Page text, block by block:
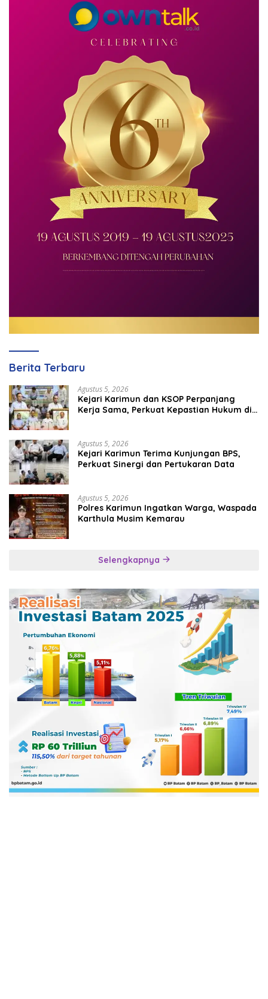
Berita Terbaru
Agustus 5, 2026
Kejari Karimun dan KSOP Perpanjang
Kerja Sama, Perkuat Kepastian Hukum di
Agustus 5, 2026
Kejari Karimun Terima Kunjungan BPS,
Perkuat Sinergi dan Pertukaran Data
Agustus 5, 2026
Polres Karimun Ingatkan Warga, Waspada
Karthula Musim Kemarau
Selengkapnya